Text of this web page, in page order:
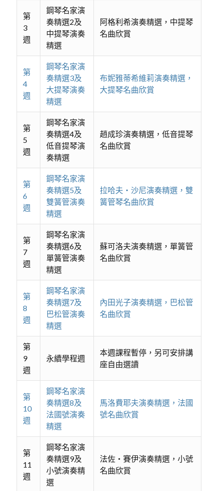
第
3
週
鋼琴名家演
奏精選2及
中提琴演奏
精選
阿格利希演奏精選，中提琴
名曲欣賞
第
4
週
鋼琴名家演
奏精選3及
大提琴演奏
精選
布妮雅蒂希維莉演奏精選，
大提琴名曲欣賞
第
5
週
鋼琴名家演
奏精選4及
低音提琴演
奏精選
趙成珍演奏精選，低音提琴
名曲欣賞
第
6
週
鋼琴名家演
奏精選5及
雙簧管演奏
精選
拉哈夫‧沙尼演奏精選，雙
簧管琴名曲欣賞
第
7
週
鋼琴名家演
奏精選6及
單簧管演奏
精選
蘇可洛夫演奏精選，單簧管
名曲欣賞
第
8
週
鋼琴名家演
奏精選7及
巴松管演奏
精選
內田光子演奏精選，巴松管
名曲欣賞
第
9
週
永續學程週
本週課程暫停，另可安排講
座自由選讀
第
10
週
鋼琴名家演
奏精選8及
法國號演奏
精選
馬洛費耶夫演奏精選，法國
號名曲欣賞
第
11
週
鋼琴名家演
奏精選9及
小號演奏精
選
法佐‧賽伊演奏精選，小號
名曲欣賞